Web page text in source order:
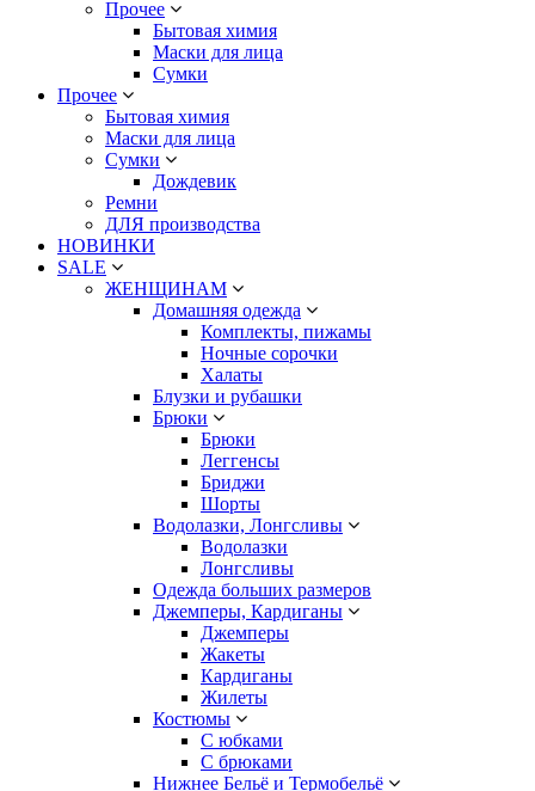
Прочее
Бытовая химия
Маски для лица
Сумки
Прочее
Бытовая химия
Маски для лица
Сумки
Дождевик
Ремни
ДЛЯ производства
НОВИНКИ
SALE
ЖЕНЩИНАМ
Домашняя одежда
Комплекты, пижамы
Ночные сорочки
Халаты
Блузки и рубашки
Брюки
Брюки
Леггенсы
Бриджи
Шорты
Водолазки, Лонгсливы
Водолазки
Лонгсливы
Одежда больших размеров
Джемперы, Кардиганы
Джемперы
Жакеты
Кардиганы
Жилеты
Костюмы
С юбками
С брюками
Нижнее Бельё и Термобельё